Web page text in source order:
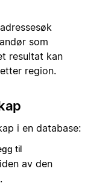
som
resultat kan
region.
i en database:
til
av den